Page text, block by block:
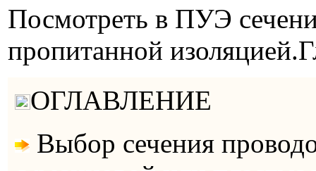
Посмотреть в ПУЭ
пропитанной
ОГЛАВЛЕНИЕ
Выбор сечения